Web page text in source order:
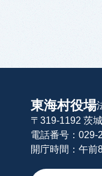
東海村役場
〒319-1192 茨
電話番号：029-
開庁時間：午前